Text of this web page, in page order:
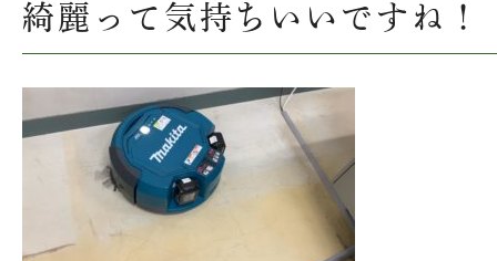
綺麗って気持ちいいですね！